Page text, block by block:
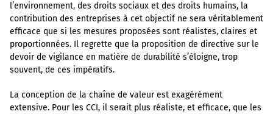
l’environnement, des droits sociaux et des droits humains, la
contribution des entreprises à cet objectif ne sera véritablement
efficace que si les mesures proposées sont réalistes, claires et
proportionnées. Il regrette que la proposition de directive sur le
devoir de vigilance en matière de durabilité s’éloigne, trop
souvent, de ces impératifs.
La conception de la chaîne de valeur est exagérément
extensive. Pour les CCI, il serait plus réaliste, et efficace, que les